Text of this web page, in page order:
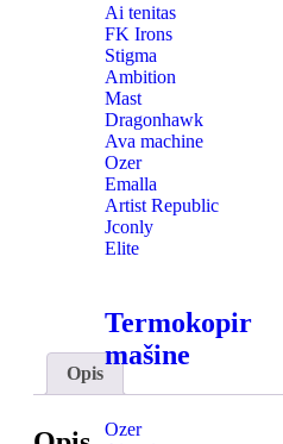
Ai tenitas
FK Irons
Stigma
Ambition
Mast
Dragonhawk
Ava machine
Ozer
Emalla
Artist Republic
Jconly
Elite
Termokopir
mašine
Ozer
Opis